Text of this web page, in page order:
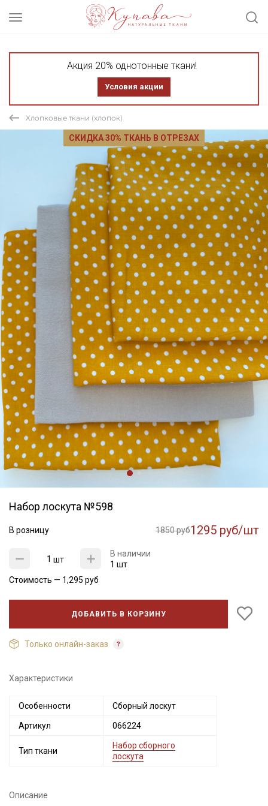
Акция 20% однотонные ткани!
Условия акции
Хлопковые ткани (хлопок)
СКИДКА 30% ТКАНЬ В ОТРЕЗАХ
Набор лоскута №598
В розницу 1850 руб1295 руб/шт
шт
В наличии
1 шт
Стоимость — 1,295 руб
ДОБАВИТЬ В КОРЗИНУ
Только онлайн-заказ
Характеристики
Особенности Сборный лоскут
Артикул 066224
Тип ткани
Набор сборного
лоскута
Описание
Мы публикуем здесь дополнительные
промокоды и скидки до 30% на узкие
категории тканей